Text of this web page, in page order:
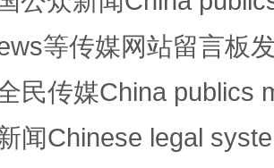
技园优化重塑工作
等传媒网站留言板
民传媒China publics
闻Chinese legal